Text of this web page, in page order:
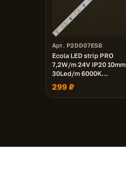
Арт. P2DD07ESB
Ecola LED strip PRO
7,2W/m 24V IP20 10mm
30Led/m 6000K
18Lm/LED 540Lm/m
светодиодная лента на
катушке 5м.
299 ₽